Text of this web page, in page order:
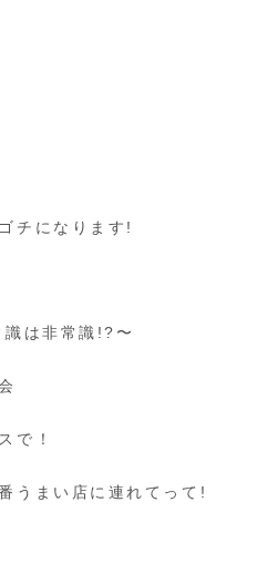
チになります!
は非常識!?〜
で！
うまい店に連れてって!